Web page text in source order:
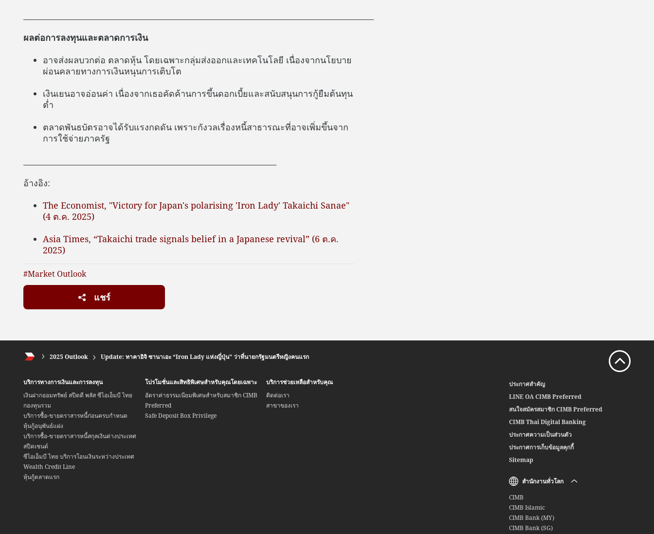
ผลต่อการลงทุนและตลาดการเงิน
อาจส่งผลบวกต่อ ตลาดหุ้น โดยเฉพาะกลุ่มส่งออกและเทคโนโลยี เนื่องจากนโยบาย
ผ่อนคลายทางการเงินหนุนการเติบโต
เงินเยนอาจอ่อนค่า เนื่องจากเธอคัดค้านการขึ้นดอกเบี้ยและสนับสนุนการกู้ยืมต้นทุน
ต่ำ
ตลาดพันธบัตรอาจได้รับแรงกดดัน เพราะกังวลเรื่องหนี้สาธารณะที่อาจเพิ่มขึ้นจาก
การใช้จ่ายภาครัฐ
อ้างอิง:
The Economist, "Victory for Japan's polarising 'Iron Lady' Takaichi Sanae"
(4 ต.ค. 2025)
Asia Times, “Takaichi trade signals belief in a Japanese revival” (6 ต.ค.
2025)
#Market Outlook
แชร์
2025 Outlook Update: ทาคาอิจิ ซานาเอะ “Iron Lady แห่งญี่ปุ่น” ว่าที่นายกรัฐมนตรีหญิงคนแรก
บริการทางการเงินและการลงทุน
เงินฝากออมทรัพย์ สปีดดี พลัส ซีไอเอ็มบี ไทย
กองทุนรวม
บริการซื้อ-ขายตราสารหนี้ก่อนครบกำหนด
หุ้นกู้อนุพันธ์แฝง
บริการซื้อ-ขายตราสารหนี้สกุลเงินต่างประเทศ
สปีดเซนด์
ซีไอเอ็มบี ไทย บริการโอนเงินระหว่างประเทศ
Wealth Credit Line
หุ้นกู้ตลาดแรก
โปรโมชั่นและสิทธิพิเศษสำหรับคุณโดยเฉพาะ
อัตราค่าธรรมเนียมพิเศษสำหรับสมาชิก CIMB
Preferred
Safe Deposit Box Privilege
บริการช่วยเหลือสำหรับคุณ
ติดต่อเรา
สาขาของเรา
ประกาศสำคัญ
LINE OA CIMB Preferred
สนใจสมัครสมาชิก CIMB Preferred
CIMB Thai Digital Banking
ประกาศความเป็นส่วนตัว
ประกาศการเก็บข้อมูลคุกกี้
Sitemap
สำนักงานทั่วโลก
CIMB
CIMB Islamic
CIMB Bank (MY)
CIMB Bank (SG)